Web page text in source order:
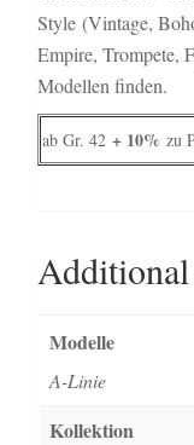
Style (Vintage,
Empire, Trompete,
Modellen finden.
ab Gr. 42 + 10% zu
Modelle
A-Linie
Kollektion